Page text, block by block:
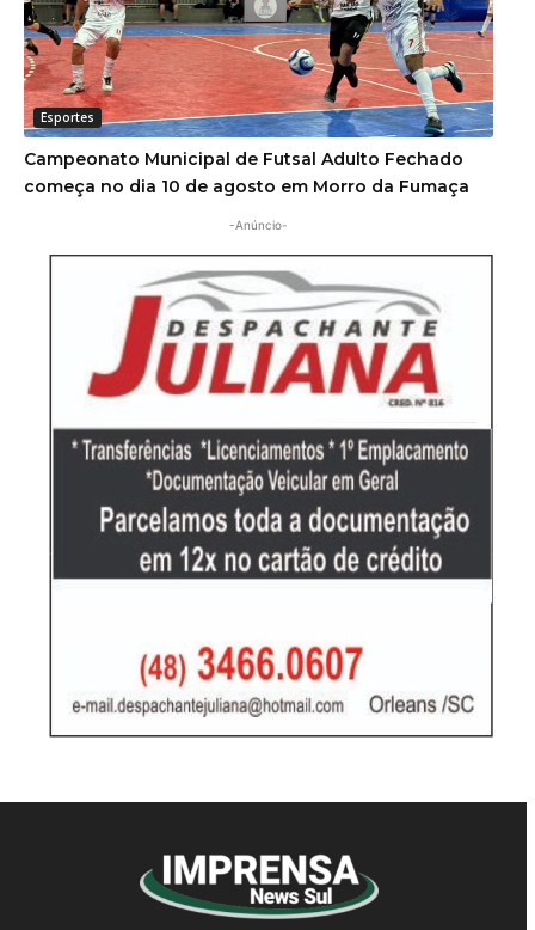
Esportes
Campeonato Municipal de Futsal Adulto Fechado
começa no dia 10 de agosto em Morro da Fumaça
-Anúncio-